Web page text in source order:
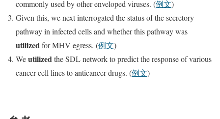
commonly used by other enveloped viruses. (例文)
Given this, we next interrogated the status of the secretory
pathway in infected cells and whether this pathway was
utilizedfor MHV egress. (例文)
Weutilizedthe SDL network to predict the response of various
cancer cell lines to anticancer drugs. (例文)